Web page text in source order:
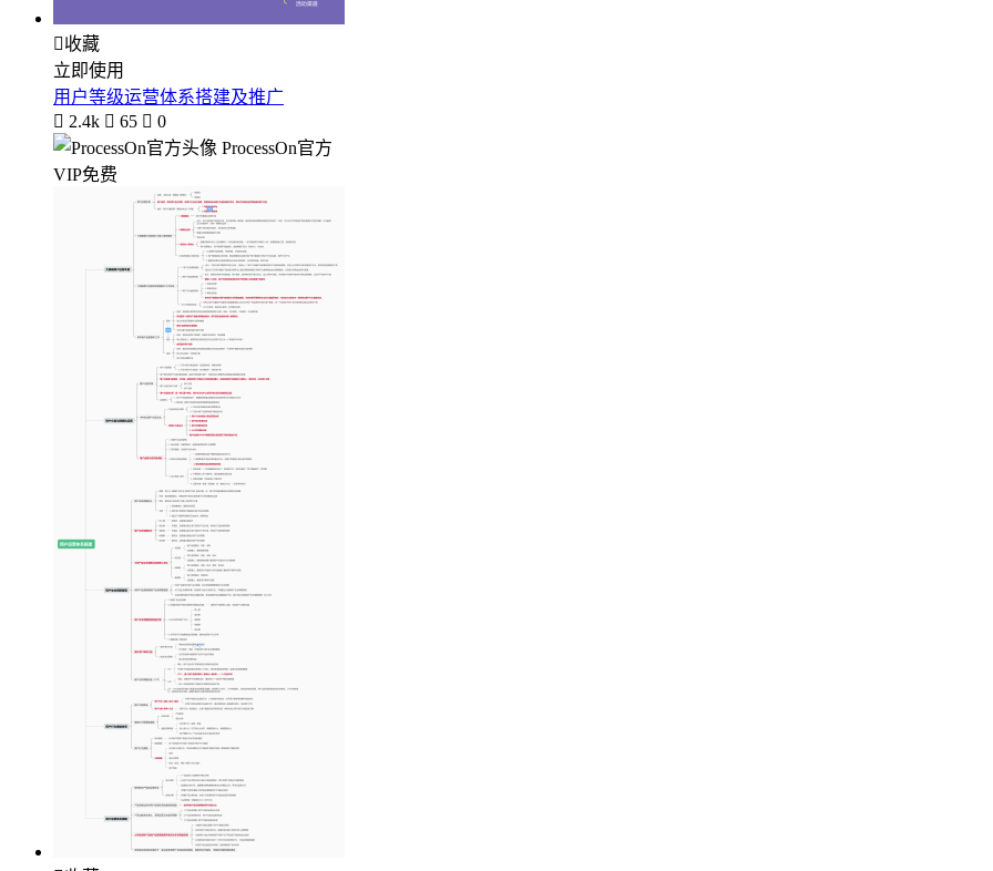
收藏
立即使用
用户等级运营体系搭建及推广
 2.4k  65  0
ProcessOn官方
VIP免费